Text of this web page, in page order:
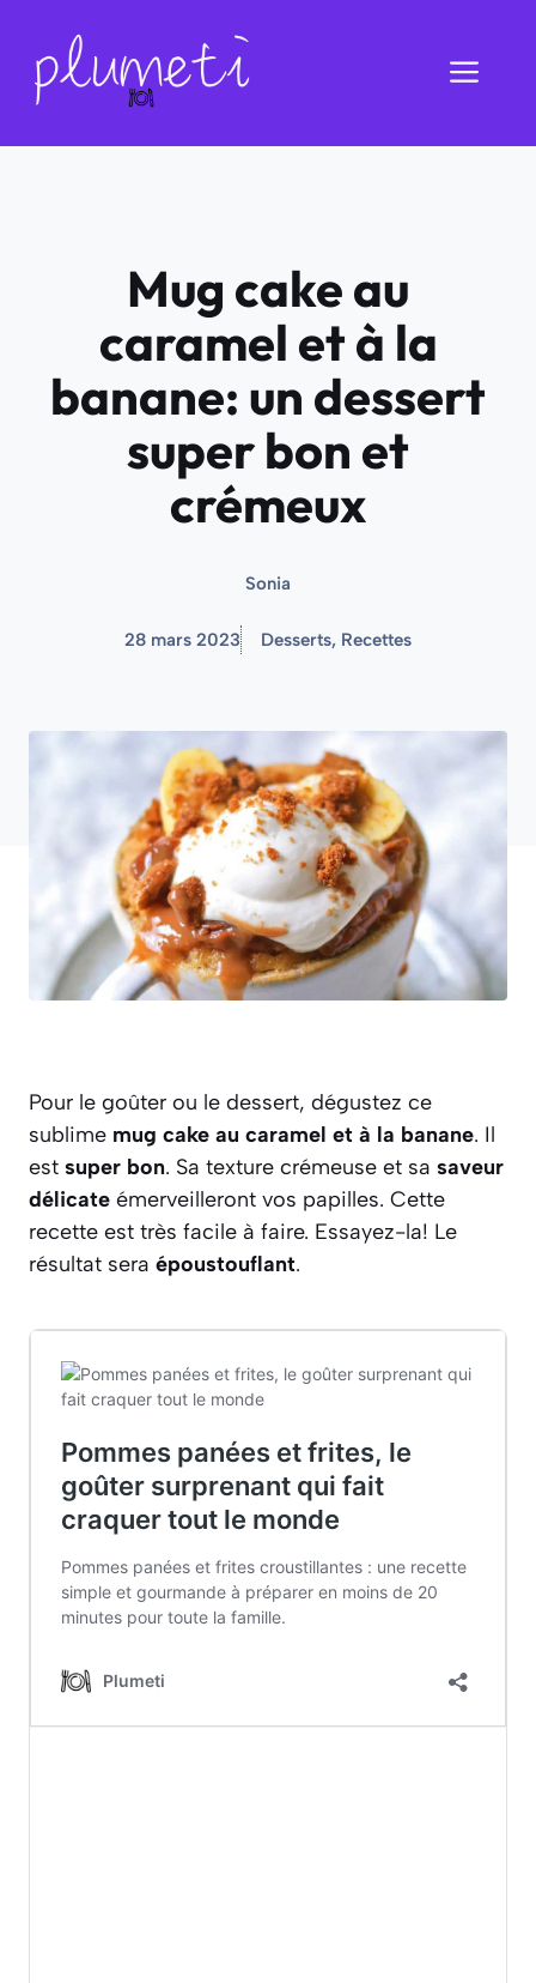
contenu
Mug cake au
caramel et à la
banane: un dessert
super bon et
crémeux
Sonia
28 mars 2023 Desserts, Recettes
Pour le goûter ou le dessert, dégustez ce
sublime mug cake au caramel et à la banane. Il
est super bon. Sa texture crémeuse et sa saveur
délicate émerveilleront vos papilles. Cette
recette est très facile à faire. Essayez-la! Le
résultat sera époustouflant.